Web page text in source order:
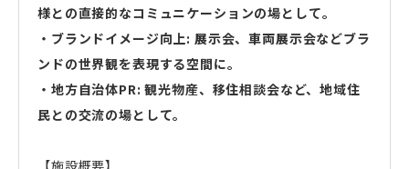
様との直接的なコミュニケーションの場として。
・ブランドイメージ向上: 展示会、車両展示会などブラ
ンドの世界観を表現する空間に。
・地方自治体PR: 観光物産、移住相談会など、地域住
民との交流の場として。